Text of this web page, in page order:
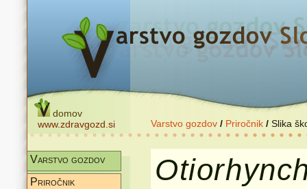
domov
www.zdravgozd.si
Varstvo gozdov / Priročnik / Slika
Varstvo gozdov
Priročnik